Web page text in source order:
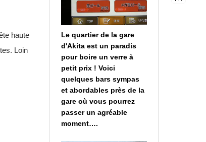
haute
Loin
Le quartier de la gare
d'Akita est un paradis
pour boire un verre à
petit prix ! Voici
quelques bars sympas
et abordables près de la
gare où vous pourrez
passer un agréable
moment….